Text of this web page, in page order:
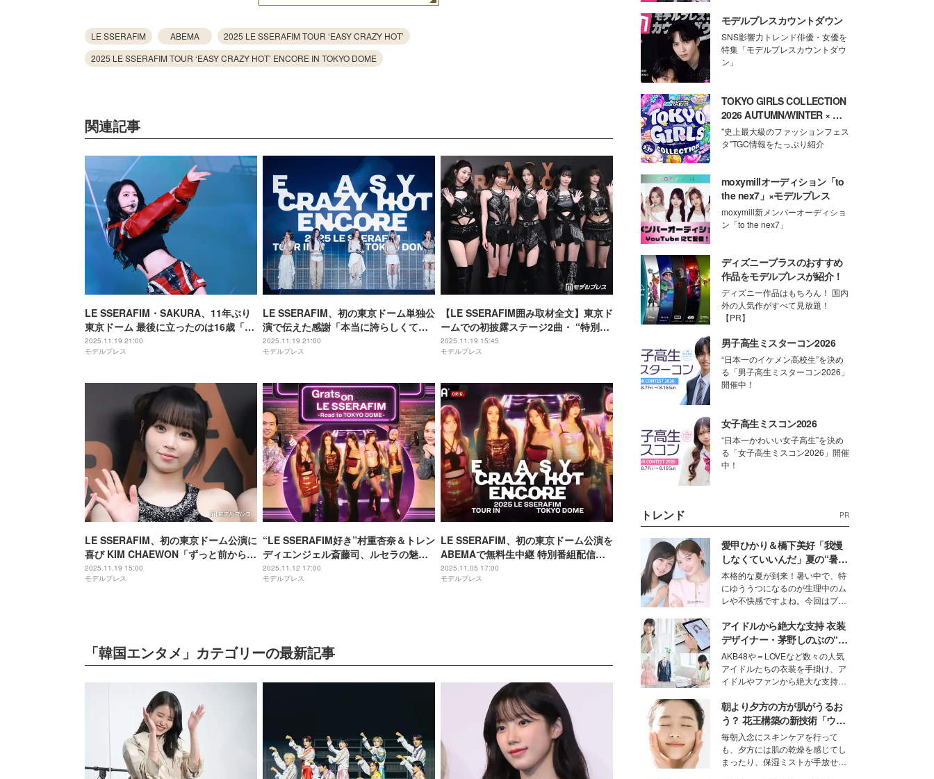
LE SSERAFIM ABEMA
2025 LE SSERAFIM TOUR ‘EASY CRAZY HOT’
2025 LE SSERAFIM TOUR ‘EASY CRAZY HOT’ ENCORE IN TOKYO DOME
関連記事
LE SSERAFIM・SAKURA、11年ぶり
東京ドーム 最後に立ったのは16歳「想
像もしていなかった」【‘EASY CRAZY
HOT’ ENCORE IN TOKYO DOME】
2025.11.19 21:00
モデルプレス
LE SSERAFIM、初の東京ドーム単独公
演で伝えた感謝「本当に誇らしくて幸
せ」「一生忘れられない」【挨拶全
文】
2025.11.19 21:00
モデルプレス
【LE SSERAFIM囲み取材全文】東京ド
ームでの初披露ステージ2曲・ “特別ゲ
スト”とのパフォーマンス振り返る「一
生懸命に準備をしてきた」
2025.11.19 15:45
モデルプレス
LE SSERAFIM、初の東京ドーム公演に
喜び KIM CHAEWON「ずっと前から夢
見てきた」【‘EASY CRAZY HOT’
ENCORE IN TOKYO DOME囲み取材】
2025.11.19 15:00
モデルプレス
“LE SSERAFIM好き”村重杏奈＆トレン
ディエンジェル斎藤司、ルセラの魅力
語り尽くす ABEMAで特別番組配信決
定
2025.11.12 17:00
モデルプレス
LE SSERAFIM、初の東京ドーム公演を
ABEMAで無料生中継 特別番組配信も
決定
2025.11.05 17:00
モデルプレス
「韓国エンタメ」カテゴリーの最新記事
モデルプレスカウントダウン
SNS影響力トレンド俳優・女優を
特集「モデルプレスカウントダウ
ン」
TOKYO GIRLS COLLECTION
2026 AUTUMN/WINTER × モ
デルプレス
"史上最大級のファッションフェス
タ"TGC情報をたっぷり紹介
moxymillオーディション「to
the nex7」×モデルプレス
moxymill新メンバーオーディショ
ン「to the nex7」
ディズニープラスのおすすめ
作品をモデルプレスが紹介！
ディズニー作品はもちろん！ 国内
外の人気作がすべて見放題！
【PR】
男子高生ミスターコン2026
“日本一のイケメン高校生”を決め
る「男子高生ミスターコン2026」
開催中！
女子高生ミスコン2026
“日本一かわいい女子高生”を決め
る「女子高生ミスコン2026」開催
中！
トレンド PR
愛甲ひかり＆橋下美好「我慢
しなくていいんだ」夏の“暑さ
対策”の新しい選択肢とは？
本格的な夏が到来！暑い中で、特
にゆううつになるのが生理中のム
レや不快感ですよね。今回はプラ
モデル・愛甲ひかりさんと橋下美
好さんを迎えて本音で女子会トー
ク。猛暑のお出かけを快適に過ご
すヒントや、2人が感動した夏の
生理の新常識にも迫りました。
アイドルから絶大な支持 衣装
デザイナー・茅野しのぶの“可
愛い”を作る美学＜「シチズン
クロスシー」インタビュー＞
AKB48や＝LOVEなど数々の人気
アイドルたちの衣装を手掛け、ア
イドルやファンから絶大な支持を
取締役兼クリエイティブディレク
ター・茅野しのぶ。一人ひとりの
個性に寄り添い、魅力を引き出す
衣装作りは、多くの女性たちに勇
気と自信を与え続けている。
朝より夕方の方が肌がうるお
う？ 花王構築の新技術「ウォ
ーターキャプチャリングスキ
ン（捕水肌）」がスキンケア
の常識を変える予感
毎朝入念にスキンケアを行って
も、夕方には肌の乾燥を感じてし
まったり、保湿ミストが手放せな